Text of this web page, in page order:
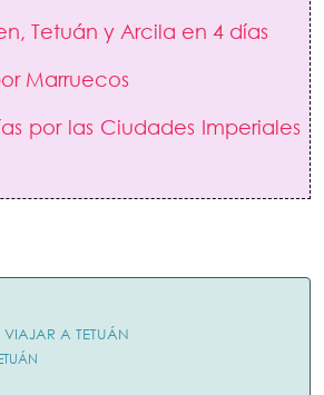
Tetuán y Arcila en 4 días
Marruecos
por las Ciudades Imperiales
VIAJAR A TETUÁN